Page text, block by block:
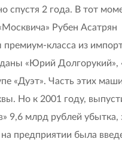
спустя 2 года. В тот
Рубен Асатрян
класса из
«Юрий Долгорукий»,
«Дуэт». Часть этих
Но к 2001 году,
9,6 млрд рублей убытка,
предприятии была